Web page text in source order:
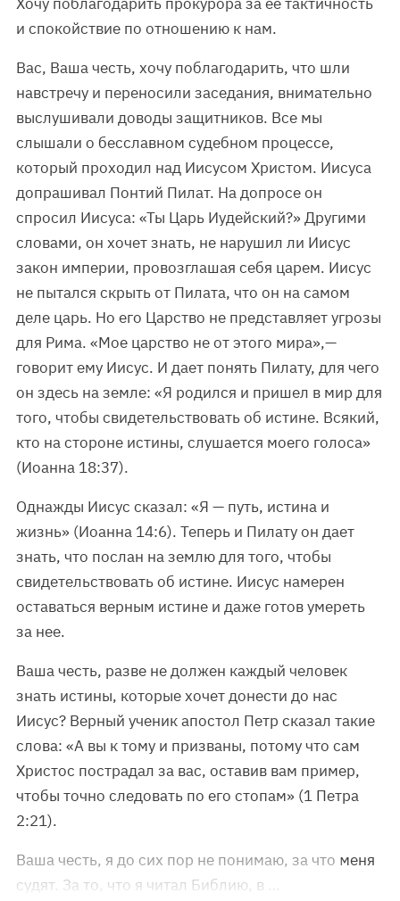
и спокойствие по отношению к нам.
Вас, Ваша честь, хочу поблагодарить, что шли
навстречу и переносили заседания, внимательно
выслушивали доводы защитников. Все мы
слышали о бесславном судебном процессе,
который проходил над Иисусом Христом. Иисуса
допрашивал Понтий Пилат. На допросе он
спросил Иисуса: «Ты Царь Иудейский?» Другими
словами, он хочет знать, не нарушил ли Иисус
закон империи, провозглашая себя царем. Иисус
не пытался скрыть от Пилата, что он на самом
деле царь. Но его Царство не представляет угрозы
для Рима. «Мое царство не от этого мира»,—
говорит ему Иисус. И дает понять Пилату, для чего
он здесь на земле: «Я родился и пришел в мир для
того, чтобы свидетельствовать об истине. Всякий,
кто на стороне истины, слушается моего голоса»
(Иоанна 18:37).
Однажды Иисус сказал: «Я — путь, истина и
жизнь» (Иоанна 14:6). Теперь и Пилату он дает
знать, что послан на землю для того, чтобы
свидетельствовать об истине. Иисус намерен
оставаться верным истине и даже готов умереть
за нее.
Ваша честь, разве не должен каждый человек
знать истины, которые хочет донести до нас
Иисус? Верный ученик апостол Петр сказал такие
слова: «А вы к тому и призваны, потому что сам
Христос пострадал за вас, оставив вам пример,
чтобы точно следовать по его стопам» (1 Петра
2:21).
Ваша честь, я до сих пор не понимаю, за что меня
судят. За то, что я читал Библию, в …